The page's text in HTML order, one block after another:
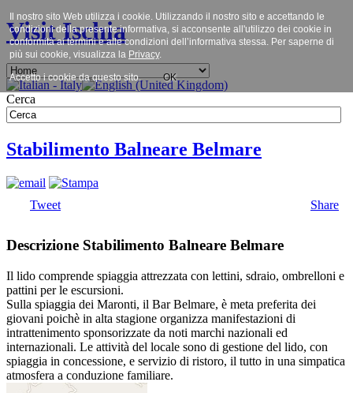
Visit Ischia
Cerca
Stabilimento Balneare Belmare
Tweet Share
Descrizione Stabilimento Balneare Belmare
Il lido comprende spiaggia attrezzata con lettini, sdraio, ombrelloni e
pattini per le escursioni.
Sulla spiaggia dei Maronti, il Bar Belmare, è meta preferita dei
giovani poichè in alta stagione organizza manifestazioni di
intrattenimento sponsorizzate da noti marchi nazionali ed
internazionali. Le attività del locale sono di gestione del lido, con
spiaggia in concessione, e servizio di ristoro, il tutto in una simpatica
atmosfera a conduzione familiare.
Il nostro sito Web utilizza i cookie. Utilizzando il nostro sito e accettando le
condizioni della presente informativa, si acconsente all'utilizzo dei cookie in
conformità ai termini e alle condizioni dell’informativa stessa. Per saperne di
più sui cookie, visualizza la Privacy.
Accetto i cookie da questo sito. OK